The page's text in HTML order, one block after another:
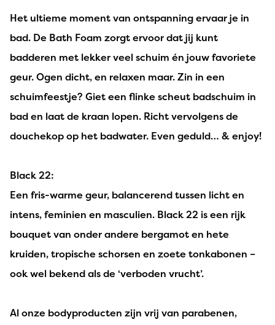
Het ultieme moment van ontspanning ervaar je in
bad. De Bath Foam zorgt ervoor dat jij kunt
badderen met lekker veel schuim én jouw favoriete
geur. Ogen dicht, en relaxen maar. Zin in een
schuimfeestje? Giet een flinke scheut badschuim in
bad en laat de kraan lopen. Richt vervolgens de
douchekop op het badwater. Even geduld… & enjoy!
Black 22:
Een fris-warme geur, balancerend tussen licht en
intens, feminien en masculien. Black 22 is een rijk
bouquet van onder andere bergamot en hete
kruiden, tropische schorsen en zoete tonkabonen –
ook wel bekend als de ‘verboden vrucht’.
Al onze bodyproducten zijn vrij van parabenen,